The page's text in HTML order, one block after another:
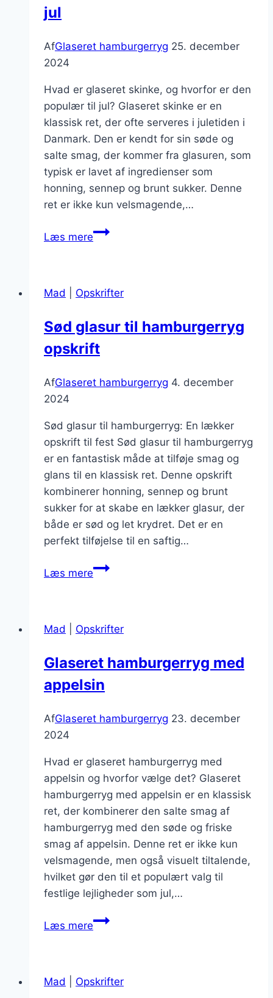
jul
AfGlaseret hamburgerryg 25. december
2024
Hvad er glaseret skinke, og hvorfor er den
populær til jul? Glaseret skinke er en
klassisk ret, der ofte serveres i juletiden i
Danmark. Den er kendt for sin søde og
salte smag, der kommer fra glasuren, som
typisk er lavet af ingredienser som
honning, sennep og brunt sukker. Denne
ret er ikke kun velsmagende,…
Læs mereOpskrift
til
Mad Opskrifter
Sød glasur til hamburgerryg
opskrift
AfGlaseret hamburgerryg 4. december
2024
Sød glasur til hamburgerryg: En lækker
opskrift til fest Sød glasur til hamburgerryg
er en fantastisk måde at tilføje smag og
glans til en klassisk ret. Denne opskrift
kombinerer honning, sennep og brunt
sukker for at skabe en lækker glasur, der
både er sød og let krydret. Det er en
perfekt tilføjelse til en saftig…
Læs mereSød
opskrift
Mad Opskrifter
Glaseret hamburgerryg med
appelsin
AfGlaseret hamburgerryg 23. december
2024
Hvad er glaseret hamburgerryg med
appelsin og hvorfor vælge det? Glaseret
hamburgerryg med appelsin er en klassisk
ret, der kombinerer den salte smag af
hamburgerryg med den søde og friske
smag af appelsin. Denne ret er ikke kun
velsmagende, men også visuelt tiltalende,
hvilket gør den til et populært valg til
festlige lejligheder som jul,…
Læs mereGlaseret
Mad
Opskrifter